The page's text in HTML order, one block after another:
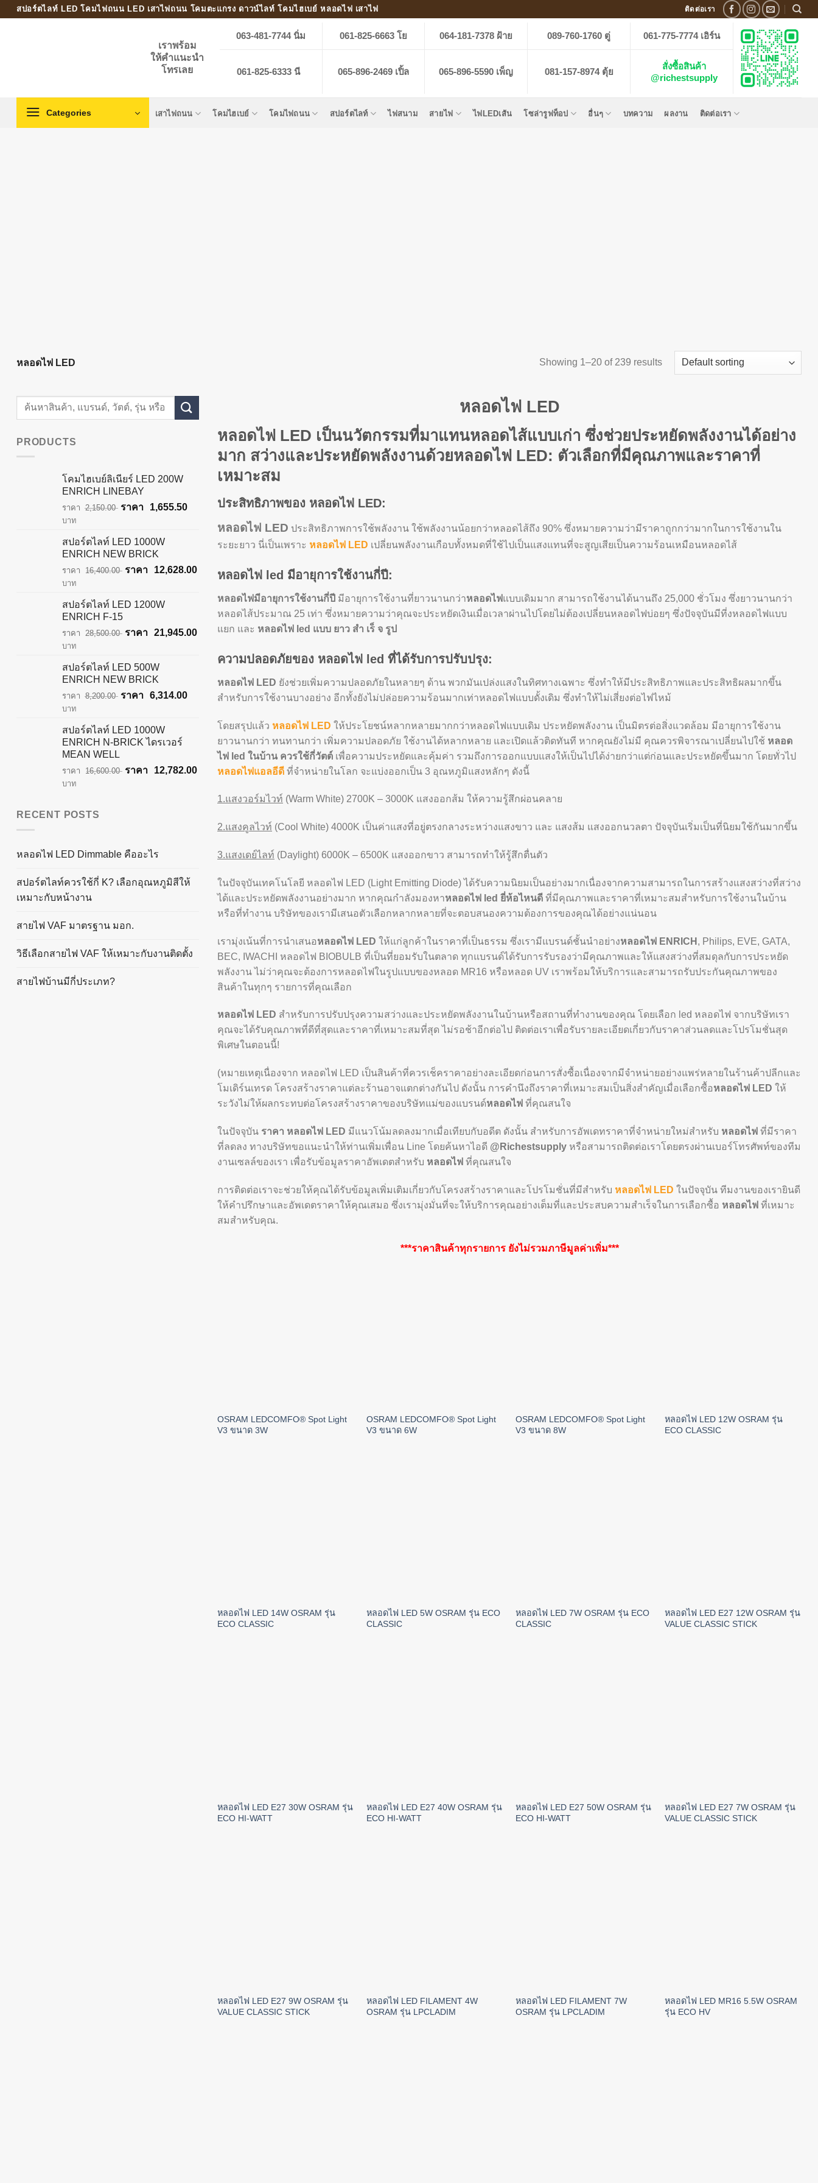
Skipสปอร์ตไลท์ LED โคมไฟถนน LED เสาไฟถนน โคมตะแกรง ดาวน์ไลท์ โคมไฮเบย์ หลอดไฟ เสาไฟ ติดต่อเรา
เราพร้อม
ให้คำแนะนำ
โทรเลย
063-481-7744 นิ่ม 061-825-6663 โย 064-181-7378 ฝ้าย 089-760-1760 ตู่ 061-775-7774 เอิร์น
061-825-6333 นี 065-896-2469 เปิ้ล 065-896-5590 เพ็ญ 081-157-8974 ตุ้ย
สั่งซื้อสินค้า
@richestsupply
Categories เสาไฟถนน โคมไฮเบย์ โคมไฟถนน สปอร์ตไลท์ ไฟสนาม สายไฟ ไฟLEDเส้น โซล่ารูฟท็อป อื่นๆ บทความ ผลงาน ติดต่อเรา
หลอดไฟ LED Showing 1–20 of 239 results
Search
for:
PRODUCTS
โคมไฮเบย์ลิเนียร์ LED 200W
ENRICH LINEBAY
2,150.00 Original
฿2,150.00.
1,655.50Current
฿1,655.50.
บาท
สปอร์ตไลท์ LED 1000W
ENRICH NEW BRICK
16,400.00 Original
฿16,400.00.
12,628.00Current
฿12,628.00.
บาท
สปอร์ตไลท์ LED 1200W
ENRICH F-15
28,500.00 Original
฿28,500.00.
21,945.00Current
บาท
สปอร์ตไลท์ LED 500W
ENRICH NEW BRICK
8,200.00 Original
฿8,200.00.
6,314.00Current
บาท
สปอร์ตไลท์ LED 1000W
ENRICH N-BRICK ไดรเวอร์
MEAN WELL
16,600.00 Original12,782.00Current
บาท
RECENT POSTS
หลอดไฟ LED Dimmable คืออะไร
สปอร์ตไลท์ควรใช้กี่ K? เลือกอุณหภูมิสีให้
เหมาะกับหน้างาน
สายไฟ VAF มาตรฐาน มอก.
วิธีเลือกสายไฟ VAF ให้เหมาะกับงานติดตั้ง
สายไฟบ้านมีกี่ประเภท?
หลอดไฟ LED
หลอดไฟ LED เป็นนวัตกรรมที่มาแทนหลอดไส้แบบเก่า ซึ่งช่วยประหยัดพลังงานได้อย่าง
มาก สว่างและประหยัดพลังงานด้วยหลอดไฟ LED: ตัวเลือกที่มีคุณภาพและราคาที่
เหมาะสม
ประสิทธิภาพของ หลอดไฟ LED:
หลอดไฟ LED ประสิทธิภาพการใช้พลังงาน ใช้พลังงานน้อยกว่าหลอดไส้ถึง 90% ซึ่งหมายความว่ามีราคาถูกกว่ามากในการใช้งานใน
ระยะยาว นี่เป็นเพราะ หลอดไฟ LED เปลี่ยนพลังงานเกือบทั้งหมดที่ใช้ไปเป็นแสงแทนที่จะสูญเสียเป็นความร้อนเหมือนหลอดไส้
หลอดไฟ led มีอายุการใช้งานกี่ปี:
หลอดไฟมีอายุการใช้งานกี่ปี มีอายุการใช้งานที่ยาวนานกว่าหลอดไฟแบบเดิมมาก สามารถใช้งานได้นานถึง 25,000 ชั่วโมง ซึ่งยาวนานกว่า
หลอดไส้ประมาณ 25 เท่า ซึ่งหมายความว่าคุณจะประหยัดเงินเมื่อเวลาผ่านไปโดยไม่ต้องเปลี่ยนหลอดไฟบ่อยๆ ซึ่งปัจจุบันมีที่งหลอดไฟแบบ
แยก และ หลอดไฟ led แบบ ยาว สํา เร็ จ รูป
ความปลอดภัยของ หลอดไฟ led ที่ได้รับการปรับปรุง:
หลอดไฟ LED ยังช่วยเพิ่มความปลอดภัยในหลายๆ ด้าน พวกมันเปล่งแสงในทิศทางเฉพาะ ซึ่งทำให้มีประสิทธิภาพและประสิทธิผลมากขึ้น
สำหรับการใช้งานบางอย่าง อีกทั้งยังไม่ปล่อยความร้อนมากเท่าหลอดไฟแบบดั้งเดิม ซึ่งทำให้ไม่เสี่ยงต่อไฟไหม้
โดยสรุปแล้ว หลอดไฟ LED ให้ประโยชน์หลากหลายมากกว่าหลอดไฟแบบเดิม ประหยัดพลังงาน เป็นมิตรต่อสิ่งแวดล้อม มีอายุการใช้งาน
ยาวนานกว่า ทนทานกว่า เพิ่มความปลอดภัย ใช้งานได้หลากหลาย และเปิดแล้วติดทันที หากคุณยังไม่มี คุณควรพิจารณาเปลี่ยนไปใช้ หลอด
ไฟ led ในบ้าน ควรใช้กี่วัตต์ เพื่อความประหยัดและคุ้มค่า รวมถึงการออกแบบแสงให้เป็นไปได้ง่ายกว่าแต่ก่อนและประหยัดขึ้นมาก โดยทั่วไป
หลอดไฟแอลอีดี ที่จำหน่ายในโลก จะแบ่งออกเป็น 3 อุณหภูมิแสงหลักๆ ดังนี้
1.แสงวอร์มไวท์ (Warm White) 2700K – 3000K แสงออกส้ม ให้ความรู้สึกผ่อนคลาย
2.แสงคูลไวท์ (Cool White) 4000K เป็นค่าแสงที่อยู่ตรงกลางระหว่างแสงขาว และ แสงส้ม แสงออกนวลตา ปัจจุบันเริ่มเป็นที่นิยมใช้กันมากขึ้น
3.แสงเดย์ไลท์ (Daylight) 6000K – 6500K แสงออกขาว สามารถทำให้รู้สึกตื่นตัว
ในปัจจุบันเทคโนโลยี หลอดไฟ LED (Light Emitting Diode) ได้รับความนิยมเป็นอย่างมากเนื่องจากความสามารถในการสร้างแสงสว่างที่สว่าง
ได้และประหยัดพลังงานอย่างมาก หากคุณกำลังมองหาหลอดไฟ led ยี่ห้อไหนดี ที่มีคุณภาพและราคาที่เหมาะสมสำหรับการใช้งานในบ้าน
หรือที่ทำงาน บริษัทของเรามีเสนอตัวเลือกหลากหลายที่จะตอบสนองความต้องการของคุณได้อย่างแน่นอน
เรามุ่งเน้นที่การนำเสนอหลอดไฟ LED ให้แก่ลูกค้าในราคาที่เป็นธรรม ซึ่งเรามีแบรนด์ชั้นนำอย่างหลอดไฟ ENRICH , Philips, EVE, GATA,
BEC, IWACHI หลอดไฟ BIOBULB ที่เป็นที่ยอมรับในตลาด ทุกแบรนด์ได้รับการรับรองว่ามีคุณภาพและให้แสงสว่างที่สมดุลกับการประหยัด
พลังงาน ไม่ว่าคุณจะต้องการหลอดไฟในรูปแบบของหลอด MR16 หรือหลอด UV เราพร้อมให้บริการและสามารถรับประกันคุณภาพของ
สินค้าในทุกๆ รายการที่คุณเลือก
หลอดไฟ LED สำหรับการปรับปรุงความสว่างและประหยัดพลังงานในบ้านหรือสถานที่ทำงานของคุณ โดยเลือก led หลอดไฟ จากบริษัทเรา
คุณจะได้รับคุณภาพที่ดีที่สุดและราคาที่เหมาะสมที่สุด ไม่รอช้าอีกต่อไป ติดต่อเราเพื่อรับรายละเอียดเกี่ยวกับราคาส่วนลดและโปรโมชั่นสุด
พิเศษในตอนนี้!
(หมายเหตุเนื่องจาก หลอดไฟ LED เป็นสินค้าที่ควรเช็คราคาอย่างละเอียดก่อนการสั่งซื้อเนื่องจากมีจำหน่ายอย่างแพร่หลายในร้านค้าปลีกและ
โมเดิร์นเทรด โครงสร้างราคาแต่ละร้านอาจแตกต่างกันไป ดังนั้น การคำนึงถึงราคาที่เหมาะสมเป็นสิ่งสำคัญเมื่อเลือกซื้อหลอดไฟ LED ให้
ระวังไม่ให้ผลกระทบต่อโครงสร้างราคาของบริษัทแม่ของแบรนด์หลอดไฟ ที่คุณสนใจ
ในปัจจุบัน ราคา หลอดไฟ LED มีแนวโน้มลดลงมากเมื่อเทียบกับอดีต ดังนั้น สำหรับการอัพเดทราคาที่จำหน่ายใหม่สำหรับ หลอดไฟ ที่มีราคา
ที่ลดลง ทางบริษัทขอแนะนำให้ท่านเพิ่มเพื่อน Line โดยค้นหาไอดี @Richestsupply หรือสามารถติดต่อเราโดยตรงผ่านเบอร์โทรศัพท์ของทีม
งานเซลล์ของเรา เพื่อรับข้อมูลราคาอัพเดตสำหรับ หลอดไฟ ที่คุณสนใจ
การติดต่อเราจะช่วยให้คุณได้รับข้อมูลเพิ่มเติมเกี่ยวกับโครงสร้างราคาและโปรโมชั่นที่มีสำหรับ หลอดไฟ LED ในปัจจุบัน ทีมงานของเรายินดี
ให้คำปรึกษาและอัพเดตราคาให้คุณเสมอ ซึ่งเรามุ่งมั่นที่จะให้บริการคุณอย่างเต็มที่และประสบความสำเร็จในการเลือกซื้อ หลอดไฟ ที่เหมาะ
สมสำหรับคุณ.
***ราคาสินค้าทุกรายการ ยังไม่รวมภาษีมูลค่าเพิ่ม***
OSRAM LEDCOMFO® Spot Light
V3 ขนาด 3W
OSRAM LEDCOMFO® Spot Light
V3 ขนาด 6W
OSRAM LEDCOMFO® Spot Light
V3 ขนาด 8W
หลอดไฟ LED 12W OSRAM รุ่น
ECO CLASSIC
หลอดไฟ LED 14W OSRAM รุ่น
ECO CLASSIC
หลอดไฟ LED 5W OSRAM รุ่น ECO
CLASSIC
หลอดไฟ LED 7W OSRAM รุ่น ECO
CLASSIC
หลอดไฟ LED E27 12W OSRAM รุ่น
VALUE CLASSIC STICK
หลอดไฟ LED E27 30W OSRAM รุ่น
ECO HI-WATT
หลอดไฟ LED E27 40W OSRAM รุ่น
ECO HI-WATT
หลอดไฟ LED E27 50W OSRAM รุ่น
ECO HI-WATT
หลอดไฟ LED E27 7W OSRAM รุ่น
VALUE CLASSIC STICK
หลอดไฟ LED E27 9W OSRAM รุ่น
VALUE CLASSIC STICK
หลอดไฟ LED FILAMENT 4W
OSRAM รุ่น LPCLADIM
หลอดไฟ LED FILAMENT 7W
OSRAM รุ่น LPCLADIM
หลอดไฟ LED MR16 5.5W OSRAM
รุ่น ECO HV